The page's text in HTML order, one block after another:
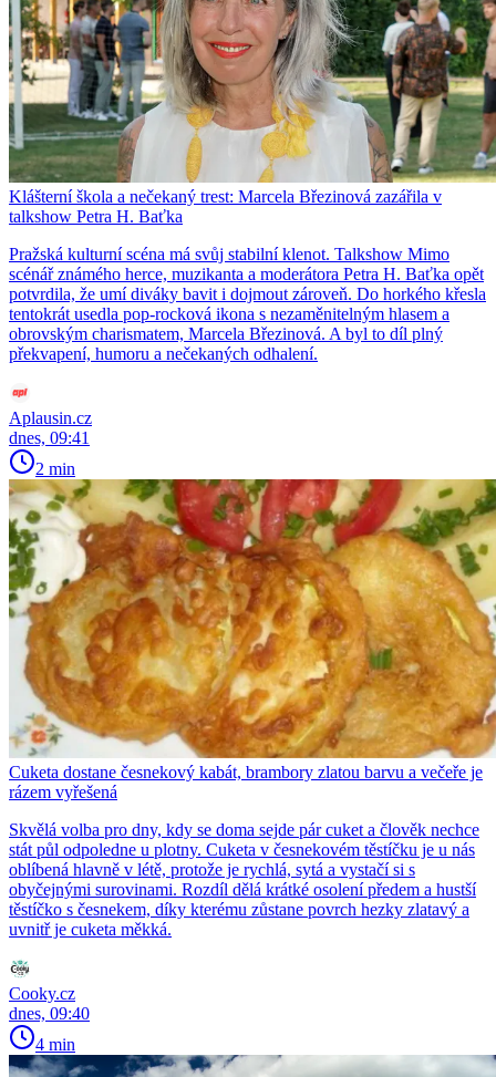
Klášterní škola a nečekaný trest: Marcela Březinová zazářila v
talkshow Petra H. Baťka
Pražská kulturní scéna má svůj stabilní klenot. Talkshow Mimo
scénář známého herce, muzikanta a moderátora Petra H. Baťka opět
potvrdila, že umí diváky bavit i dojmout zároveň. Do horkého křesla
tentokrát usedla pop-rocková ikona s nezaměnitelným hlasem a
obrovským charismatem, Marcela Březinová. A byl to díl plný
překvapení, humoru a nečekaných odhalení.
Aplausin.cz
dnes, 09:41
2 min
Cuketa dostane česnekový kabát, brambory zlatou barvu a večeře je
rázem vyřešená
Skvělá volba pro dny, kdy se doma sejde pár cuket a člověk nechce
stát půl odpoledne u plotny. Cuketa v česnekovém těstíčku je u nás
oblíbená hlavně v létě, protože je rychlá, sytá a vystačí si s
obyčejnými surovinami. Rozdíl dělá krátké osolení předem a hustší
těstíčko s česnekem, díky kterému zůstane povrch hezky zlatavý a
uvnitř je cuketa měkká.
Cooky.cz
dnes, 09:40
4 min